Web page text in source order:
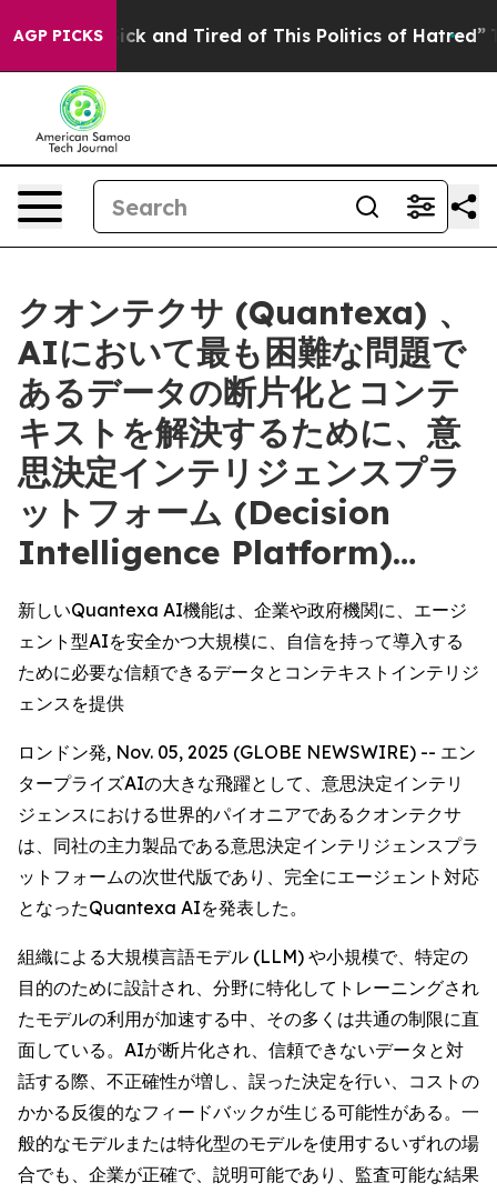
AGP PICKS
Sick and Tired of This Politics of Hatred” The
クオンテクサ (Quantexa) 、
AIにおいて最も困難な問題で
あるデータの断片化とコンテ
キストを解決するために、意
思決定インテリジェンスプラ
ットフォーム (Decision
Intelligence Platform)…
新しいQuantexa AI機能は、企業や政府機関に、エージ
ェント型AIを安全かつ大規模に、自信を持って導入する
ために必要な信頼できるデータとコンテキストインテリジ
ェンスを提供
ロンドン発, Nov. 05, 2025 (GLOBE NEWSWIRE) -- エン
タープライズAIの大きな飛躍として、意思決定インテリ
ジェンスにおける世界的パイオニアであるクオンテクサ
は、同社の主力製品である意思決定インテリジェンスプラ
ットフォームの次世代版であり、完全にエージェント対応
となったQuantexa AIを発表した。
組織による大規模言語モデル (LLM) や小規模で、特定の
目的のために設計され、分野に特化してトレーニングされ
たモデルの利用が加速する中、その多くは共通の制限に直
面している。AIが断片化され、信頼できないデータと対
話する際、不正確性が増し、誤った決定を行い、コストの
かかる反復的なフィードバックが生じる可能性がある。一
般的なモデルまたは特化型のモデルを使用するいずれの場
合でも、企業が正確で、説明可能であり、監査可能な結果